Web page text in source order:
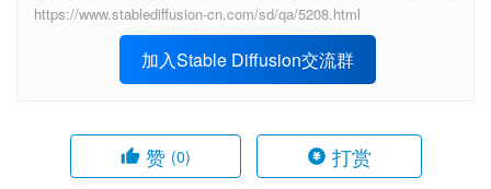
https://www.stablediffusion-cn.com/sd/qa/5208.html
加入Stable Diffusion交流群
赞 (0) 打赏